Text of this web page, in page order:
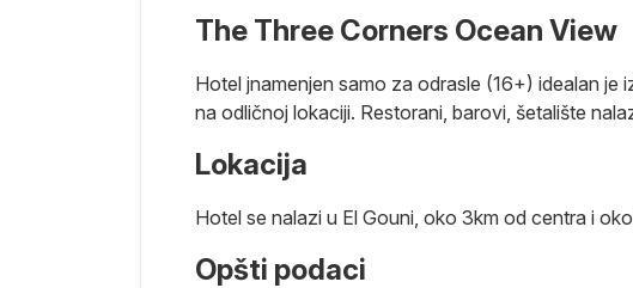
The Three Corners Ocean View
Hotel jnamenjen samo za odrasle (16+) idealan
na odličnoj lokaciji. Restorani, barovi, šetalište
Lokacija
Hotel se nalazi u El Gouni, oko 3km od centra i
Opšti podaci